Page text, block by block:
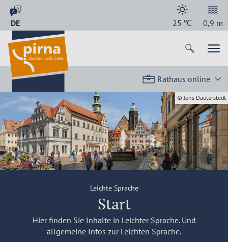
DE 25 ℃ 0,9 m
Rathaus online
Leichte Sprache
Start
Hier finden Sie Inhalte in Leichter Sprache. Und
allgemeine Infos zur Leichten Sprache.
© Jens Dauterstedt